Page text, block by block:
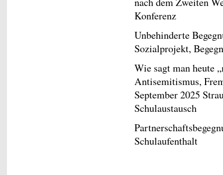
Konferenz
Unbehinderte
Sozialprojekt,
Wie sagt man heute
Antisemitismus,
September 2025
Schulaustausch
Schulaufenthalt